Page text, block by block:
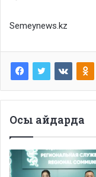
Semeynews.kz
Осы айдарда